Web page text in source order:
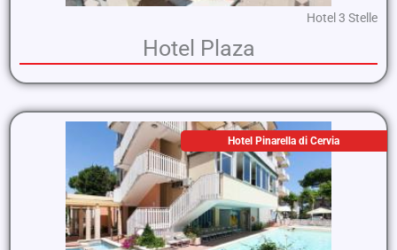
Hotel 3 Stelle
Hotel Plaza
Hotel Pinarella di Cervia